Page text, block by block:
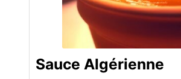
Sauce Algérienne